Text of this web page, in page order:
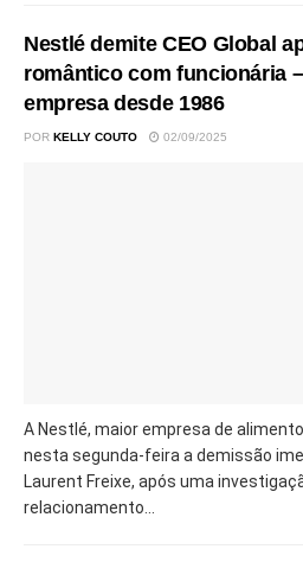
Nestlé demite CEO Global
romântico com funcionária
empresa desde 1986
POR KELLY COUTO 02/09/2025
A Nestlé, maior empresa de
nesta segunda-feira a demissão
Laurent Freixe, após uma
relacionamento...